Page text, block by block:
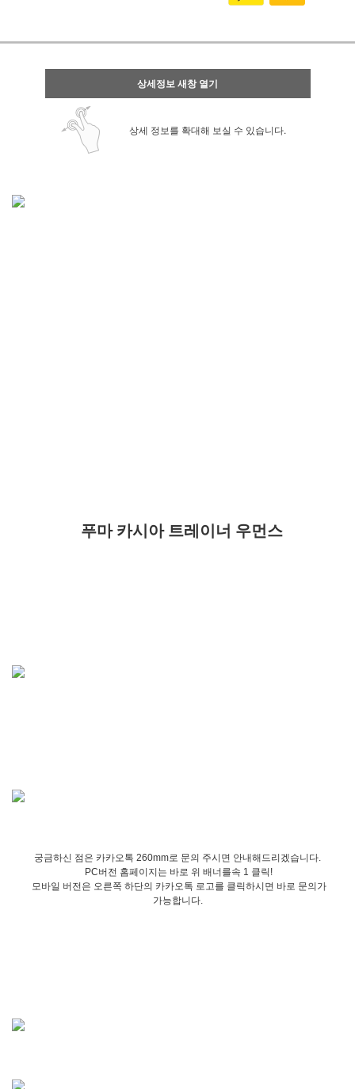
상세정보 새창 열기
상세 정보를 확대해 보실 수 있습니다.
푸마 카시아 트레이너 우먼스
궁금하신 점은 카카오톡 260mm로 문의 주시면 안내해드리겠습니다.
PC버전 홈페이지는 바로 위 배너를속 1 클릭!
모바일 버전은 오른쪽 하단의 카카오톡 로고를 클릭하시면 바로 문의가
가능합니다.